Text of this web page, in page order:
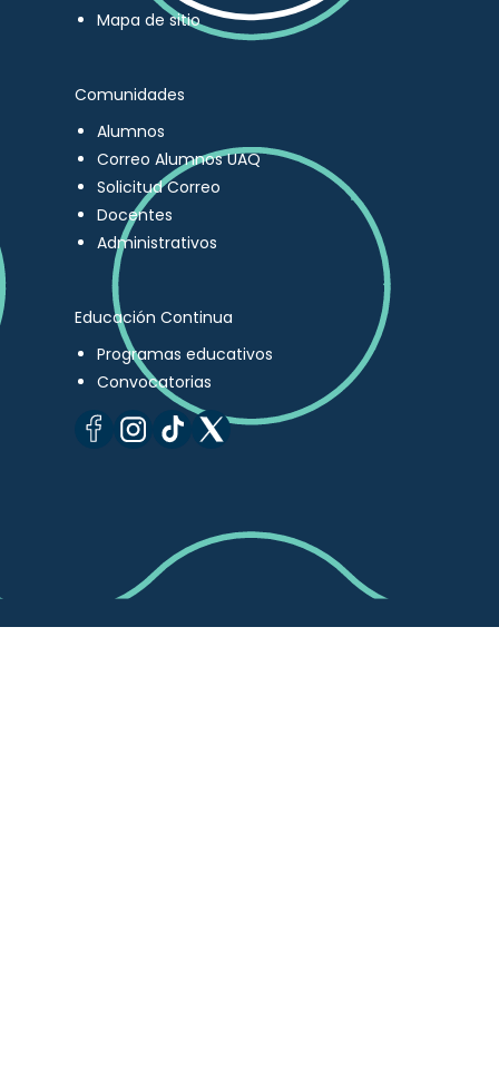
Mapa de sitio
Comunidades
Alumnos
Correo Alumnos UAQ
Solicitud Correo
Docentes
Administrativos
Educación Continua
Programas educativos
Convocatorias